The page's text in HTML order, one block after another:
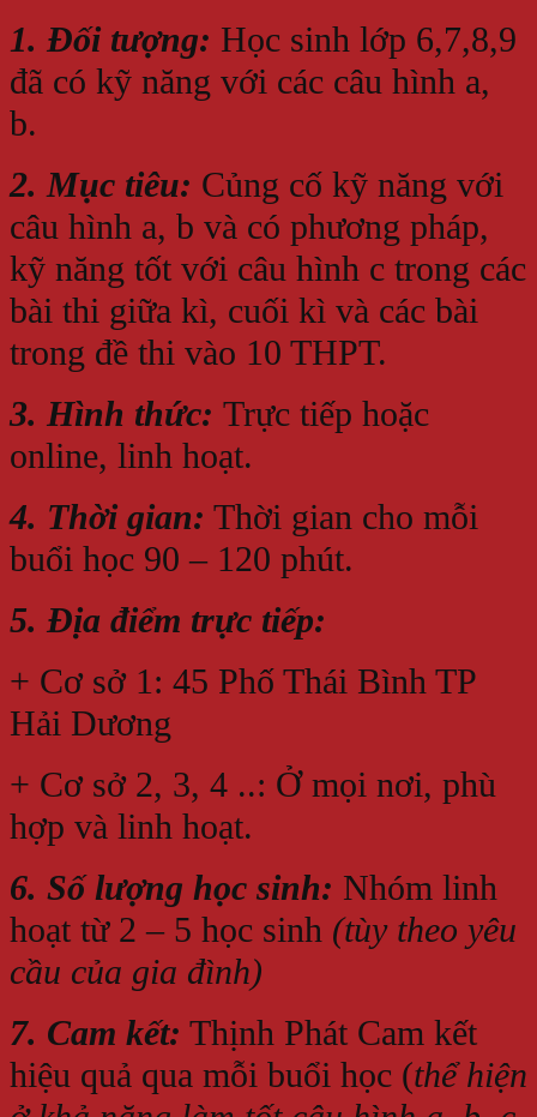
1. Đối tượng: Học sinh lớp 6,7,8,9
đã có kỹ năng với các câu hình a,
b.
2. Mục tiêu: Củng cố kỹ năng với
câu hình a, b và có phương pháp,
kỹ năng tốt với câu hình c trong các
bài thi giữa kì, cuối kì và các bài
trong đề thi vào 10 THPT.
3. Hình thức: Trực tiếp hoặc
online, linh hoạt.
4. Thời gian: Thời gian cho mỗi
buổi học 90 – 120 phút.
5. Địa điểm trực tiếp:
+ Cơ sở 1: 45 Phố Thái Bình TP
Hải Dương
+ Cơ sở 2, 3, 4 ..: Ở mọi nơi, phù
hợp và linh hoạt.
6. Số lượng học sinh: Nhóm linh
hoạt từ 2 – 5 học sinh (tùy theo yêu
cầu của gia đình)
7. Cam kết: Thịnh Phát Cam kết
hiệu quả qua mỗi buổi học (thể hiện